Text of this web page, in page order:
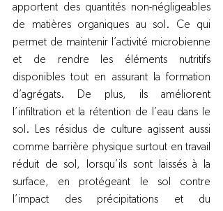
apportent des quantités non-négligeables
de matières organiques au sol. Ce qui
permet de maintenir l’activité microbienne
et de rendre les éléments nutritifs
disponibles tout en assurant la formation
d’agrégats. De plus, ils améliorent
l’infiltration et la rétention de l’eau dans le
sol. Les résidus de culture agissent aussi
comme barrière physique surtout en travail
réduit de sol, lorsqu’ils sont laissés à la
surface, en protégeant le sol contre
l’impact des précipitations et du